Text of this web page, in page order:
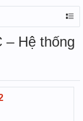
– Hệ thống